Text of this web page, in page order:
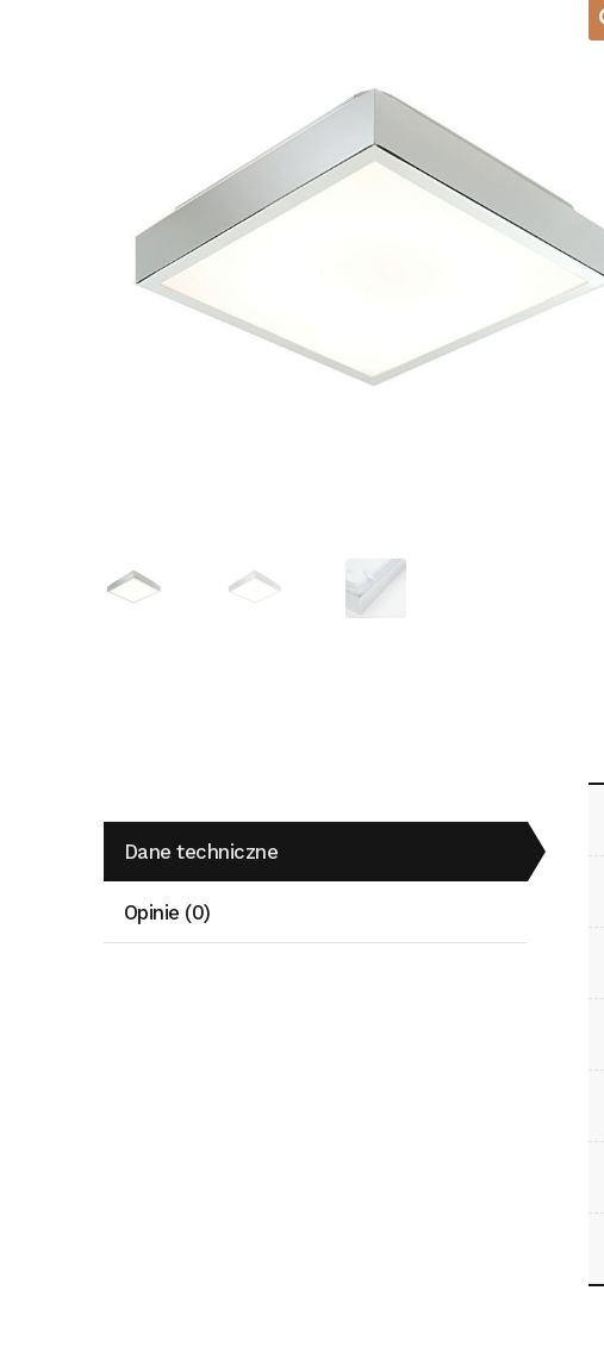
Dane techniczne
Opinie (0)